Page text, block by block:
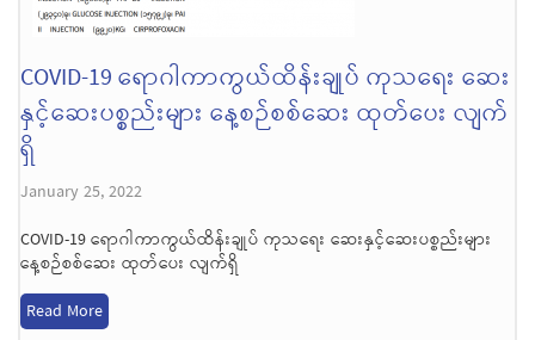
COVID-19 ရောဂါကာကွယ်ထိန်းချုပ် ကုသရေး ဆေး
နှင့်ဆေးပစ္စည်းများ နေ့စဉ်စစ်ဆေး ထုတ်ပေး လျက်
ရှိ
January 25, 2022
COVID-19 ရောဂါကာကွယ်ထိန်းချုပ် ကုသရေး ဆေးနှင့်ဆေးပစ္စည်းများ
နေ့စဉ်စစ်ဆေး ထုတ်ပေး လျက်ရှိ
Read More